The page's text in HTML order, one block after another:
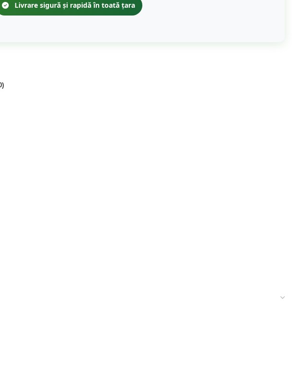
Livrare sigură și rapidă în toată țara